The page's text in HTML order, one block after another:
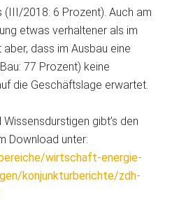
2018: 6 Prozent). Auch am
etwas verhaltener als im
dass im Ausbau eine
77 Prozent) keine
die Geschäftslage erwartet.
gibt’s den
Download unter:
wirtschaft-energie-
konjunkturberichte/zdh-